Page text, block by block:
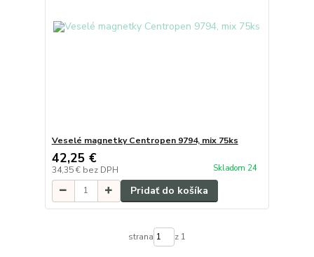
Veselé magnetky Centropen 9794, mix 75ks
42,25 €
34,35 € bez DPH Skladom 24
Pridať do košíka
strana z 1